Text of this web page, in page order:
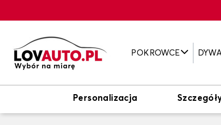
POKROWCE
Personalizacja